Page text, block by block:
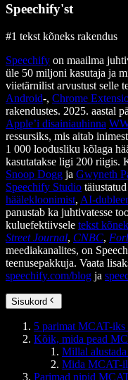
Speechify'st
#1 tekst kõneks rakendus
Speechify on maailma
üle 50 miljoni kasutaja ja
viietärnilist arvustust selle
Android-, Chrome
rakendustes. 2025. aastal
Apple’i disainiauhinna
ressursiks, mis aitab
1 000 loodusliku kõlaga
kasutatakse ligi 200 riigis.
Snoop Dogg ja Gwyneth
Speechify Studio
häälekloonimist, AI-
panustab ka juhtivatesse
kuluefektiivsele tekst
Street Journal, CNBC,
meediakanalites, on
teenusepakkuja. Vaata
speechify.com/blog ja
Sisukord
5 parimat MCAT-
Kõik, mida pead
Millal
Mida MCAT-
Parimad nipid